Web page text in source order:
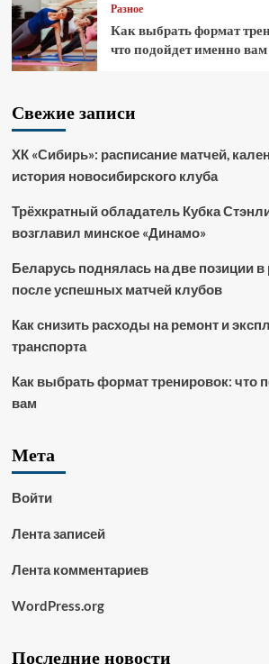
Разное
Как выбрать формат
что подойдет именно вам
Свежие записи
ХК «Сибирь»: расписание матчей,
история новосибирского клуба
Трёхкратный обладатель Кубка
возглавил минское «Динамо»
Беларусь поднялась на две позиции
после успешных матчей клубов
Как снизить расходы на ремонт и
транспорта
Как выбрать формат тренировок: что
вам
Мета
Войти
Лента записей
Лента комментариев
WordPress.org
Последние новости